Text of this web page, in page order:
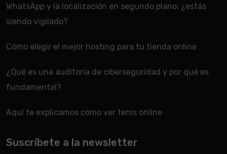
WhatsApp y la localización en segundo plano: ¿estás
siendo vigilado?
Cómo elegir el mejor hosting para tu tienda online
¿Qué es una auditoría de ciberseguridad y por qué es
fundamental?
Aquí te explicamos cómo ver tenis online
Suscríbete a la newsletter